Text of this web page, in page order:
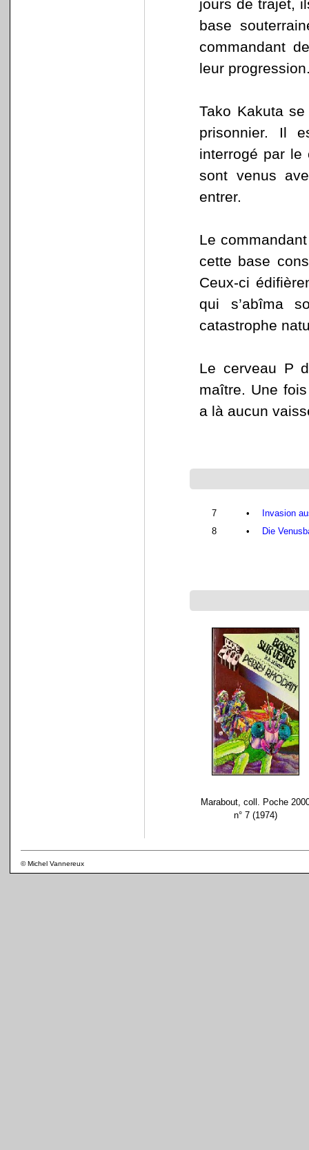
jours de trajet,
base
commandant
leur
Tako Kakuta
prisonnier. Il
interrogé par le
sont venus
entrer.
Le
cette base
Ceux-ci
qui s’abîma
catastrophe
Le cerveau P
maître. Une fois
a là aucun
7 •
Invasion
8
• Die
Marabout, coll. Poche
n° 7 (1974)
© Michel Vannereux